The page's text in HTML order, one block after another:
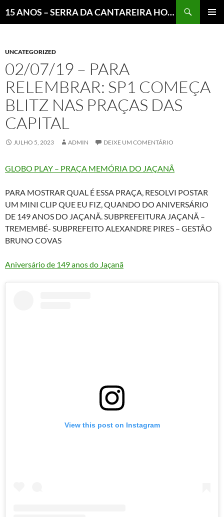
15 ANOS – SERRA DA CANTAREIRA HOJE E COTIDIANO DO BRASIL E DO MUNDO
UNCATEGORIZED
02/07/19 – PARA
RELEMBRAR: SP1 COMEÇA
BLITZ NAS PRAÇAS DAS
CAPITAL
JULHO 5, 2023 ADMIN DEIXE UM COMENTÁRIO
GLOBO PLAY – PRAÇA MEMÓRIA DO JAÇANÃ
PARA MOSTRAR QUAL É ESSA PRAÇA, RESOLVI POSTAR
UM MINI CLIP QUE EU FIZ, QUANDO DO ANIVERSÁRIO
DE 149 ANOS DO JAÇANÃ. SUBPREFEITURA JAÇANÃ –
TREMEMBÉ- SUBPREFEITO ALEXANDRE PIRES – GESTÃO
BRUNO COVAS
Aniversário de 149 anos do Jaçanã
View this post on Instagram